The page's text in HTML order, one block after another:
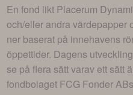
En fond likt Placerum
och/eller andra värdepapper
ner baserat på innehavens
öppettider. Dagens
se på flera sätt varav ett sätt
fondbolaget FCG Fonder AB